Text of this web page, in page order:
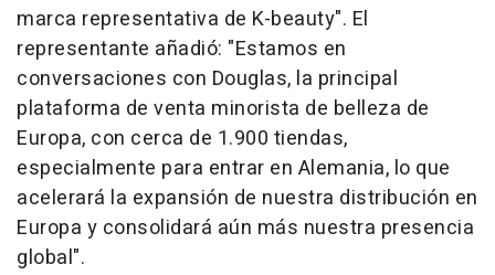
marca representativa de K-beauty". El
representante añadió: "Estamos en
conversaciones con Douglas, la principal
plataforma de venta minorista de belleza de
Europa, con cerca de 1.900 tiendas,
especialmente para entrar en Alemania, lo que
acelerará la expansión de nuestra distribución en
Europa y consolidará aún más nuestra presencia
global".